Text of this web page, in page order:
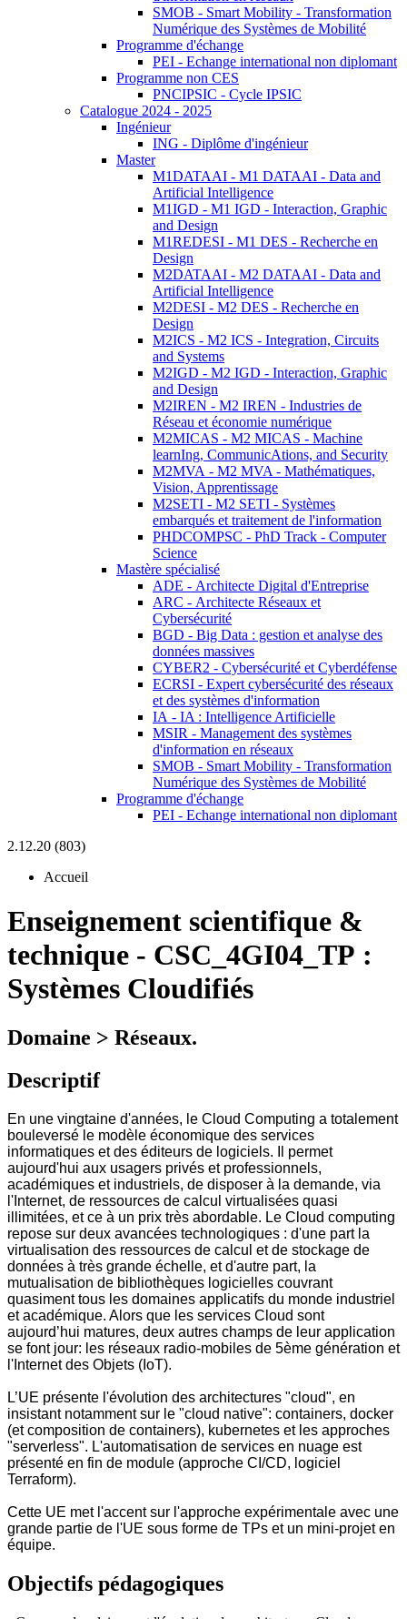
SMOB - Smart Mobility - Transformation
Numérique des Systèmes de Mobilité
Programme d'échange
PEI - Echange international non diplomant
Programme non CES
PNCIPSIC - Cycle IPSIC
Catalogue 2024 - 2025
Ingénieur
ING - Diplôme d'ingénieur
Master
M1DATAAI - M1 DATAAI - Data and
Artificial Intelligence
M1IGD - M1 IGD - Interaction, Graphic
and Design
M1REDESI - M1 DES - Recherche en
Design
M2DATAAI - M2 DATAAI - Data and
Artificial Intelligence
M2DESI - M2 DES - Recherche en
Design
M2ICS - M2 ICS - Integration, Circuits
and Systems
M2IGD - M2 IGD - Interaction, Graphic
and Design
M2IREN - M2 IREN - Industries de
Réseau et économie numérique
M2MICAS - M2 MICAS - Machine
learnIng, CommunicAtions, and Security
M2MVA - M2 MVA - Mathématiques,
Vision, Apprentissage
M2SETI - M2 SETI - Systèmes
embarqués et traitement de l'information
PHDCOMPSC - PhD Track - Computer
Science
Mastère spécialisé
ADE - Architecte Digital d'Entreprise
ARC - Architecte Réseaux et
Cybersécurité
BGD - Big Data : gestion et analyse des
données massives
CYBER2 - Cybersécurité et Cyberdéfense
ECRSI - Expert cybersécurité des réseaux
et des systèmes d'information
IA - IA : Intelligence Artificielle
MSIR - Management des systèmes
d'information en réseaux
SMOB - Smart Mobility - Transformation
Numérique des Systèmes de Mobilité
Programme d'échange
PEI - Echange international non diplomant
2.12.20 (803)
Accueil
Enseignement scientifique &
technique - CSC_4GI04_TP :
Systèmes Cloudifiés
Domaine > Réseaux.
Descriptif
En une vingtaine d'années, le Cloud Computing a totalement
bouleversé le modèle économique des services
informatiques et des éditeurs de logiciels. Il permet
aujourd'hui aux usagers privés et professionnels,
académiques et industriels, de disposer à la demande, via
l'Internet, de ressources de calcul virtualisées quasi
illimitées, et ce à un prix très abordable. Le Cloud computing
repose sur deux avancées technologiques : d'une part la
virtualisation des ressources de calcul et de stockage de
données à très grande échelle, et d'autre part, la
mutualisation de bibliothèques logicielles couvrant
quasiment tous les domaines applicatifs du monde industriel
et académique. Alors que les services Cloud sont
aujourd’hui matures, deux autres champs de leur application
se font jour: les réseaux radio-mobiles de 5ème génération et
l'Internet des Objets (IoT).
L’UE présente l'évolution des architectures "cloud", en
insistant notamment sur le "cloud native": containers, docker
(et composition de containers), kubernetes et les approches
"serverless". L'automatisation de services en nuage est
présenté en fin de module (approche CI/CD, logiciel
Terraform).
Cette UE met l'accent sur l'approche expérimentale avec une
grande partie de l'UE sous forme de TPs et un mini-projet en
équipe.
Objectifs pédagogiques